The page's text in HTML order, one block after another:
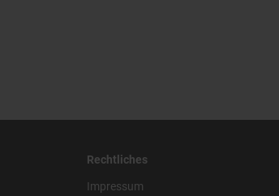
Rechtliches
Impressum